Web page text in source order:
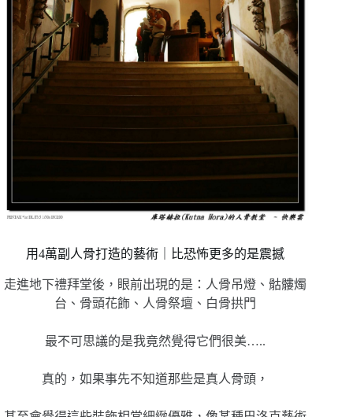
用4萬副人骨打造的藝術｜比恐怖更多的是震撼
走進地下禮拜堂後，眼前出現的是：人骨吊燈、骷髏燭
台、骨頭花飾、人骨祭壇、白骨拱門
最不可思議的是我竟然覺得它們很美…..
真的，如果事先不知道那些是真人骨頭，